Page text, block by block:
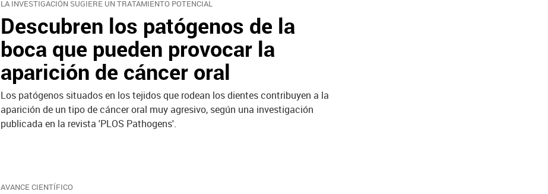
LA INVESTIGACIÓN SUGIERE UN TRATAMIENTO POTENCIAL
Descubren los patógenos de la
boca que pueden provocar la
aparición de cáncer oral
Los patógenos situados en los tejidos que rodean los dientes contribuyen a la
aparición de un tipo de cáncer oral muy agresivo, según una investigación
publicada en la revista 'PLOS Pathogens'.
AVANCE CIENTÍFICO